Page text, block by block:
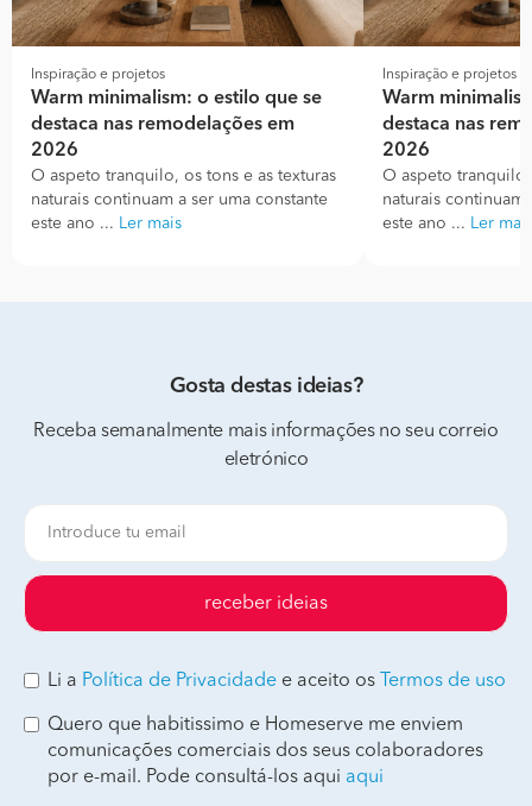
Inspiração e projetos
Warm minimalism: o estilo que se
destaca nas remodelações em
2026
O aspeto tranquilo, os tons e as texturas
naturais continuam a ser uma constante
este ano ... Ler mais
Inspiração e projetos
Warm
destaca nas
2026
O aspeto
naturais continuam
este ano ... Ler mais
Gosta destas ideias?
Receba semanalmente mais informações no seu correio
eletrónico
receber ideias
Li a Política de Privacidade e aceito os Termos de uso
Quero que habitissimo e Homeserve me enviem
comunicações comerciais dos seus colaboradores
por e-mail. Pode consultá-los aqui aqui